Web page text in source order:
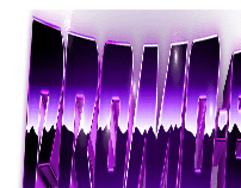
Перейти
содержимому